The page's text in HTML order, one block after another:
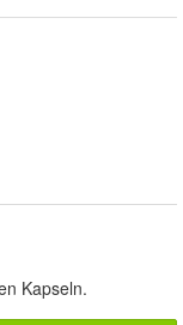
Kapseln.